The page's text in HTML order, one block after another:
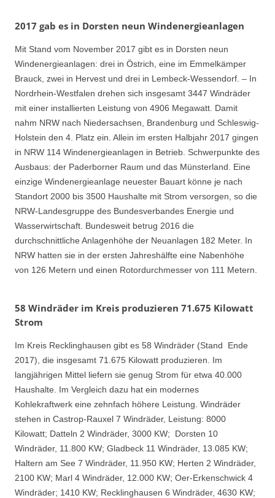
2017 gab es in Dorsten neun Windenergieanlagen
Mit Stand vom November 2017 gibt es in Dorsten neun
Windenergieanlagen: drei in Östrich, eine im Emmelkämper
Brauck, zwei in Hervest und drei in Lembeck-Wessendorf. – In
Nordrhein-Westfalen drehen sich insgesamt 3447 Windräder
mit einer installierten Leistung von 4906 Megawatt. Damit
nahm NRW nach Niedersachsen, Brandenburg und Schleswig-
Holstein den 4. Platz ein. Allein im ersten Halbjahr 2017 gingen
in NRW 114 Windenergieanlagen in Betrieb. Schwerpunkte des
Ausbaus: der Paderborner Raum und das Münsterland. Eine
einzige Windenergieanlage neuester Bauart könne je nach
Standort 2000 bis 3500 Haushalte mit Strom versorgen, so die
NRW-Landesgruppe des Bundesverbandes Energie und
Wasserwirtschaft. Bundesweit betrug 2016 die
durchschnittliche Anlagenhöhe der Neuanlagen 182 Meter. In
NRW hatten sie in der ersten Jahreshälfte eine Nabenhöhe
von 126 Metern und einen Rotordurchmesser von 111 Metern.
58 Windräder im Kreis produzieren 71.675 Kilowatt
Strom
Im Kreis Recklinghausen gibt es 58 Windräder (Stand Ende
2017), die insgesamt 71.675 Kilowatt produzieren. Im
langjährigen Mittel liefern sie genug Strom für etwa 40.000
Haushalte. Im Vergleich dazu hat ein modernes
Kohlekraftwerk eine zehnfach höhere Leistung. Windräder
stehen in Castrop-Rauxel 7 Windräder, Leistung: 8000
Kilowatt; Datteln 2 Windräder, 3000 KW; Dorsten 10
Windräder, 11.800 KW; Gladbeck 11 Windräder, 13.085 KW;
Haltern am See 7 Windräder, 11.950 KW; Herten 2 Windräder,
2100 KW; Marl 4 Windräder, 12.000 KW; Oer-Erkenschwick 4
Windräder; 1410 KW; Recklinghausen 6 Windräder, 4630 KW;